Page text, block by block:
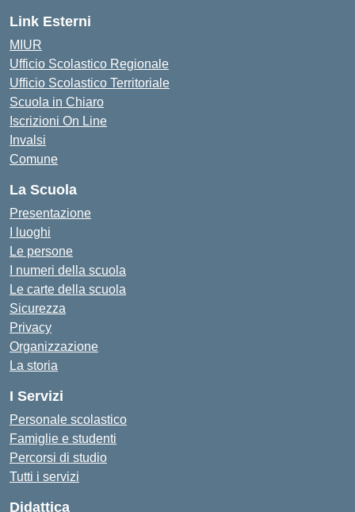
Link Esterni
MIUR
Ufficio Scolastico Regionale
Ufficio Scolastico Territoriale
Scuola in Chiaro
Iscrizioni On Line
Invalsi
Comune
La Scuola
Presentazione
I luoghi
Le persone
I numeri della scuola
Le carte della scuola
Sicurezza
Privacy
Organizzazione
La storia
I Servizi
Personale scolastico
Famiglie e studenti
Percorsi di studio
Tutti i servizi
Didattica